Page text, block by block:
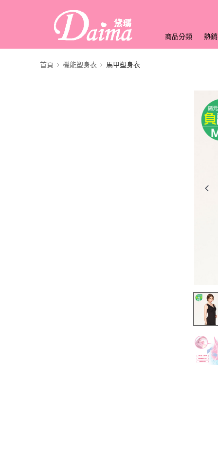
商品分類 熱
首頁 機能塑身衣 馬甲塑身衣